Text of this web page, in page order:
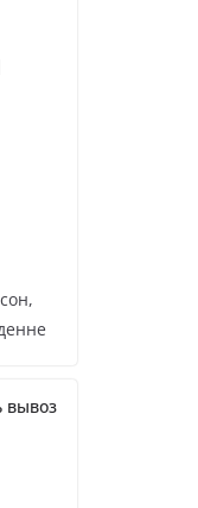
вывоз